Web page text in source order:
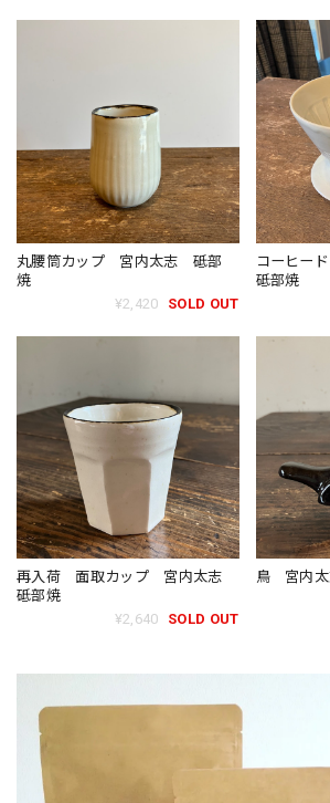
丸腰筒カップ 宮内太志 砥部
焼
¥2,420
SOLD OUT
コーヒー
砥部焼
再入荷 面取カップ 宮内太志
砥部焼
¥2,640
SOLD OUT
鳥 宮内